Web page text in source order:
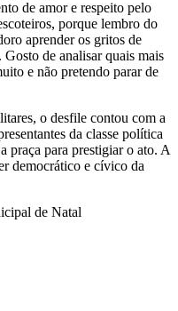
de amor e respeito pelo
porque lembro do
aprender os gritos de
Gosto de analisar quais mais
e não pretendo parar de
o desfile contou com a
da classe política
praça para prestigiar o ato. A
democrático e cívico da
de Natal